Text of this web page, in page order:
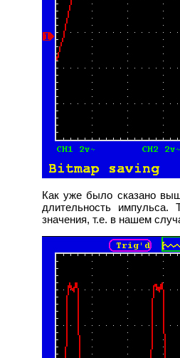
Как уже было сказано
длительность импульса.
значения, т.е. в нашем